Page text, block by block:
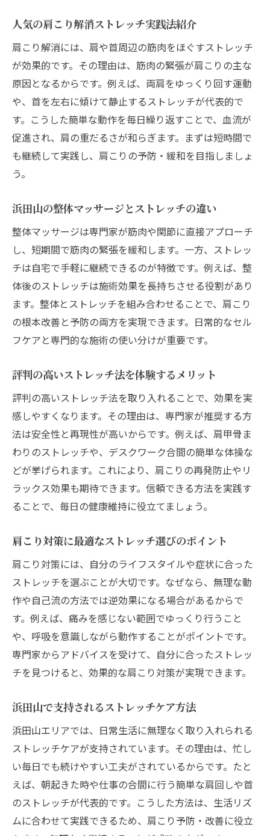
人気の肩こり解消ストレッチ実践法紹介
肩こり解消には、肩や首周辺の筋肉をほぐすストレッチ
が効果的です。その理由は、筋肉の緊張が肩こりの主な
原因となるからです。例えば、両肩をゆっくり回す運動
や、首を左右に傾けて静止するストレッチが代表的で
す。こうした簡単な動作を毎日繰り返すことで、血流が
促進され、肩の重だるさが和らぎます。まずは短時間で
も継続して実践し、肩こりの予防・緩和を目指しましょ
う。
浜田山の整体マッサージとストレッチの違い
整体マッサージは専門家が筋肉や関節に直接アプローチ
し、短期間で筋肉の緊張を緩和します。一方、ストレッ
チは自宅で手軽に継続できるのが特徴です。例えば、整
体後のストレッチは施術効果を長持ちさせる役割があり
ます。整体とストレッチを組み合わせることで、肩こり
の根本改善と予防の両方を実現できます。日常的なセル
フケアと専門的な施術の使い分けが重要です。
評判の高いストレッチ法を体験するメリット
評判の高いストレッチ法を取り入れることで、効果を実
感しやすくなります。その理由は、専門家が推奨する方
法は安全性と再現性が高いからです。例えば、肩甲骨ま
わりのストレッチや、デスクワーク合間の簡単な体操な
どが挙げられます。これにより、肩こりの再発防止やリ
ラックス効果も期待できます。信頼できる方法を実践す
ることで、毎日の健康維持に役立てましょう。
肩こり対策に最適なストレッチ選びのポイント
肩こり対策には、自分のライフスタイルや症状に合った
ストレッチを選ぶことが大切です。なぜなら、無理な動
作や自己流の方法では逆効果になる場合があるからで
す。例えば、痛みを感じない範囲でゆっくり行うこと
や、呼吸を意識しながら動作することがポイントです。
専門家からアドバイスを受けて、自分に合ったストレッ
チを見つけると、効果的な肩こり対策が実現できます。
浜田山で支持されるストレッチケア方法
浜田山エリアでは、日常生活に無理なく取り入れられる
ストレッチケアが支持されています。その理由は、忙し
い毎日でも続けやすい工夫がされているからです。たと
えば、朝起きた時や仕事の合間に行う簡単な肩回しや首
のストレッチが代表的です。こうした方法は、生活リズ
ムに合わせて実践できるため、肩こり予防・改善に役立